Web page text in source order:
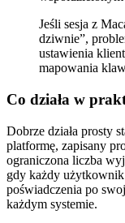
Jeśli sesja z
dziwnie”,
ustawienia
mapowania
Co działa w
Dobrze działa prosty
platformę, zapisany
ograniczona liczba
gdy każdy
poświadczenia po
każdym systemie.